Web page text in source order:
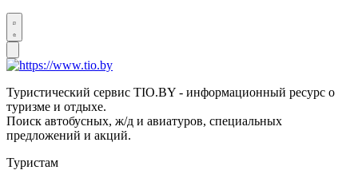
Туристический сервис TIO.BY - информационный ресурс о
туризме и отдыхе.
Поиск автобусных, ж/д и авиатуров, специальных
предложений и акций.
Туристам